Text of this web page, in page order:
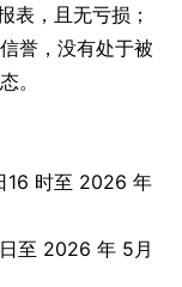
表，且无亏损；
誉，没有处于被
。
16 时至 2026 年
至 2026 年 5月